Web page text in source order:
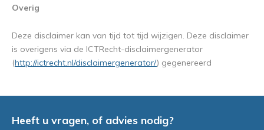
Overig
Deze disclaimer kan van tijd tot tijd wijzigen. Deze disclaimer
is overigens via de ICTRecht-disclaimergenerator
(http://ictrecht.nl/disclaimergenerator/) gegenereerd
Heeft u vragen, of advies nodig?